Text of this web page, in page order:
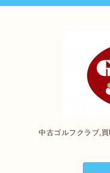
中古ゴルフクラブ,